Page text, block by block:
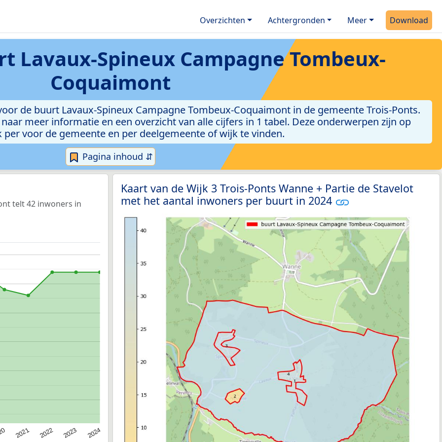
Overzichten Achtergronden Meer Download
Lavaux-Spineux Campagne Tombeux-
Coquaimont
de buurt Lavaux-Spineux Campagne Tombeux-Coquaimont in de gemeente Trois-Ponts.
meer informatie en een overzicht van alle cijfers in 1 tabel. Deze onderwerpen zijn op
per voor de gemeente en per deelgemeente of wijk te vinden.
Pagina inhoud ⇵
telt 42 inwoners in
2021 2022 2023 2024
Kaart van de Wijk 3 Trois-Ponts Wanne + Partie de Stavelot
met het aantal inwoners per buurt in 2024